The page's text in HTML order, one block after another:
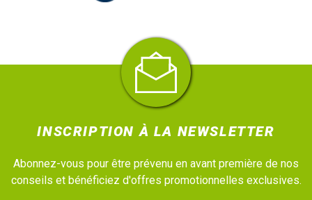
INSCRIPTION À LA NEWSLETTER
Abonnez-vous pour être prévenu en avant première de nos
conseils et bénéficiez d'offres promotionnelles exclusives.